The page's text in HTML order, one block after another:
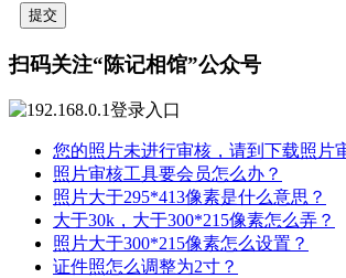
提交
扫码关注“陈记相馆”公众号
您的照片未进行审核，请到下载照片
照片审核工具要会员怎么办？
照片大于295*413像素是什么意思？
大于30k，大于300*215像素怎么弄？
照片大于300*215像素怎么设置？
证件照怎么调整为2寸？